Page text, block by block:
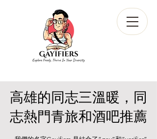
高雄的同志三溫暖，同
志熱門青旅和酒吧推薦